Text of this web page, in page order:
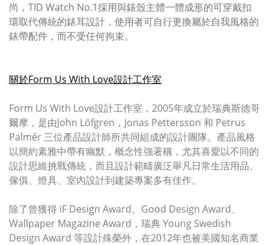
尚，TID Watch No.1採用與錶殼主體一體成形的可穿戴扣
環取代傳統的錶耳設計，使用者可自行更換屬於自我風格的
錶帶配件，而不受任何拘束。
關於Form Us With Love設計工作室
Form Us With Love設計工作室，2005年成立於瑞典斯德哥
爾摩，是由John Löfgren，Jonas Pettersson 和 Petrus
Palmér 三位產品設計師所共同組成的設計團隊。產品風格
以簡約素雅中帶有幽默，概念性強著稱，尤其喜愛以不同的
設計思維挑戰傳統，而且設計範疇廣泛舉凡日常生活用品、
傢俱、燈具、室內設計到建築專案多有佳作。
除了曾獲得 iF Design Award、Good Design Award、
Wallpaper Magazine Award，瑞典 Young Swedish
Design Award 等設計殊榮外，在2012年也被美國知名商業